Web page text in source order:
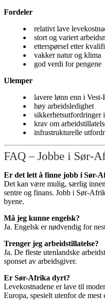
Fordeler
relativt lave
stort og variert
etterspørsel etter
vakker natur og klima
god verdi for pengene
Ulemper
lavere lønn enn i Vest-
høy arbeidsledighet
sikkerhetsutfordringer
krav om
infrastrukturelle
FAQ – Jobbe i Sør-
Er det lett å finne jobb i Sør-
Det kan være mulig, særlig
sentre og finans. Jobb i Sør-
byene.
Må jeg kunne engelsk?
Ja. Engelsk er nødvendig for
Trenger jeg arbeidstillatelse?
Ja. De fleste utenlandske
sponset av arbeidsgiver.
Er Sør-Afrika dyrt?
Levekostnadene er lave til
Europa, spesielt utenfor de mest